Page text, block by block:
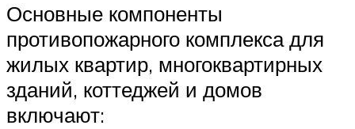
Основные компоненты
противопожарного комплекса для
жилых квартир, многоквартирных
зданий, коттеджей и домов
включают: